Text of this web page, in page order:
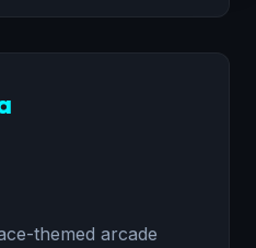
themed arcade